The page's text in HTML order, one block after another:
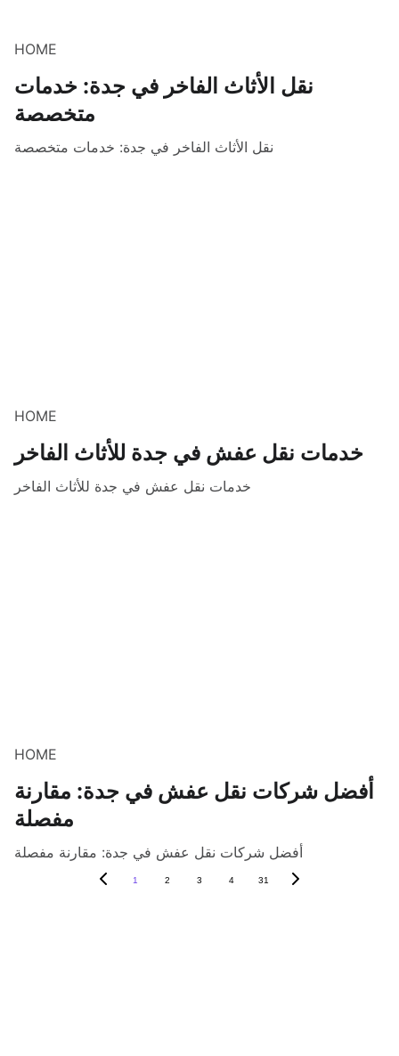
HOME
نقل الأثاث الفاخر في جدة: خدمات
متخصصة
نقل الأثاث الفاخر في جدة: خدمات متخصصة
HOME
خدمات نقل عفش في جدة للأثاث الفاخر
خدمات نقل عفش في جدة للأثاث الفاخر
HOME
أفضل شركات نقل عفش في جدة: مقارنة
مفصلة
أفضل شركات نقل عفش في جدة: مقارنة مفصلة
1 2 3 4 31